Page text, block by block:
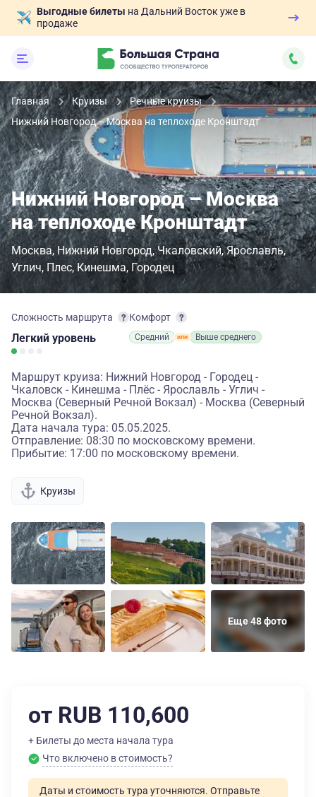
Выгодные билеты на Дальний Восток уже в
продаже
Главная Круизы
Речные круизы
Нижний Новгород – Москва на теплоходе Кронштадт
Нижний Новгород – Москва
на теплоходе Кронштадт
Москва Нижний Новгород Чкаловский Ярославль
Углич Плес Кинешма Городец
Сложность маршрута
Легкий уровень
Комфорт
Средний Выше среднего
Маршрут круиза: Нижний Новгород - Городец -
Чкаловск - Кинешма - Плёс - Ярославль - Углич -
Москва (Северный Речной Вокзал) - Москва (Северный
Речной Вокзал).
Дата начала тура: 05.05.2025.
Отправление: 08:30 по московскому времени.
Прибытие: 17:00 по московскому времени.
Круизы
Еще 48 фото
от RUB 110,600
+ Билеты до места начала тура
Что включено в стоимость?
Даты и стоимость тура уточняются. Отправьте